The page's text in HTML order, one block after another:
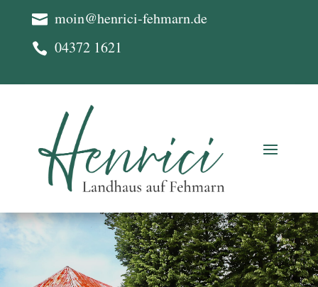
 moin@henrici-fehmarn.de
 04372 1621